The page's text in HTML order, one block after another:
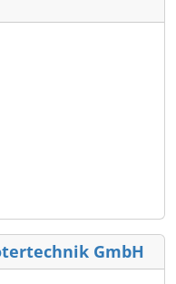
GmbH